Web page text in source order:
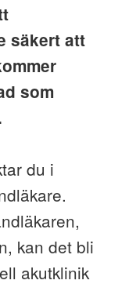
säkert att
som
du i
kan det bli
akutklinik